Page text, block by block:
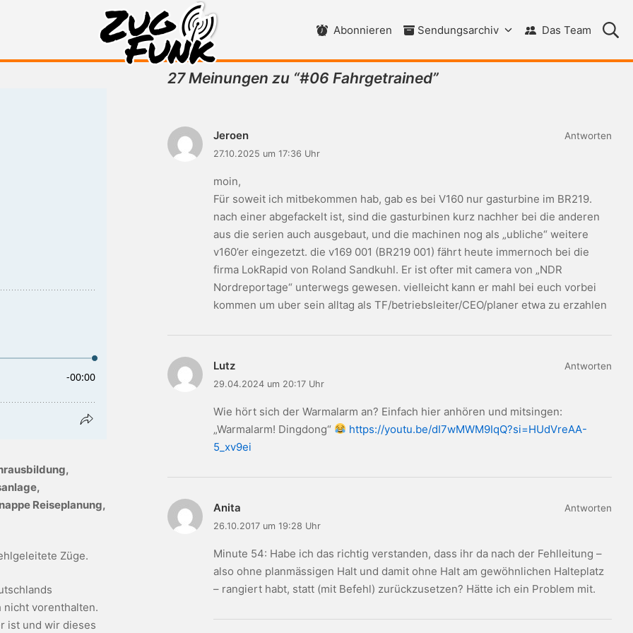
Zugfunk-Podcast
Abonnieren Sendungsarchiv Das Team
Reiseplanung,
Züge.
nicht vorenthalten.
ist und wir dieses
27 Meinungen zu “#06 Fahrgetrained”
Jeroen
27.10.2025 um 17:36 Uhr
moin,
Für soweit ich mitbekommen hab, gab es bei V160 nur gasturbine im BR219.
nach einer abgefackelt ist, sind die gasturbinen kurz nachher bei die anderen
aus die serien auch ausgebaut, und die machinen nog als „ubliche“ weitere
v160’er eingezetzt. die v169 001 (BR219 001) fährt heute immernoch bei die
firma LokRapid von Roland Sandkuhl. Er ist ofter mit camera von „NDR
Nordreportage“ unterwegs gewesen. vielleicht kann er mahl bei euch vorbei
kommen um uber sein alltag als TF/betriebsleiter/CEO/planer etwa zu erzahlen
Antworten
Lutz
29.04.2024 um 20:17 Uhr
Wie hört sich der Warmalarm an? Einfach hier anhören und mitsingen:
„Warmalarm! Dingdong“
https://youtu.be/dI7wMWM9IqQ?si=HUdVreAA-
5_xv9ei
Antworten
Anita
26.10.2017 um 19:28 Uhr
Minute 54: Habe ich das richtig verstanden, dass ihr da nach der Fehlleitung –
also ohne planmässigen Halt und damit ohne Halt am gewöhnlichen Halteplatz
– rangiert habt, statt (mit Befehl) zurückzusetzen? Hätte ich ein Problem mit.
Antworten